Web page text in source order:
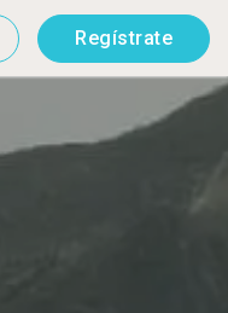
Regístrate